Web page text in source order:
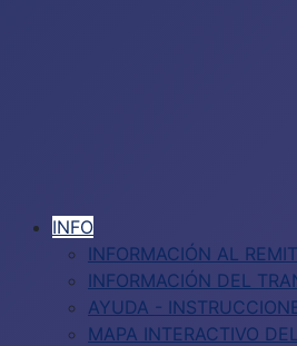
INFO
INFORMACIÓN AL
INFORMACIÓN DEL
AYUDA -
MAPA INTERACTIVO